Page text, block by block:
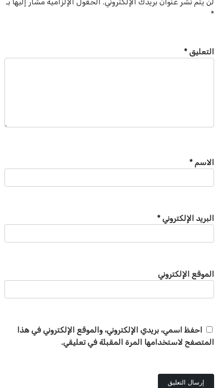
*
التعليق *
الاسم *
البريد الإلكتروني *
الموقع الإلكتروني
احفظ اسمي، بريدي الإلكتروني، والموقع الإلكتروني في هذا
المتصفح لاستخدامها المرة المقبلة في تعليقي.